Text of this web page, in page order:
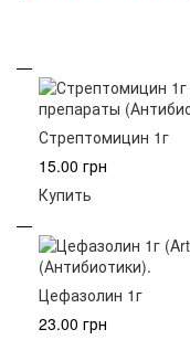
Стрептомицин 1г
15.00 грн
Купить
Цефазолин 1г
23.00 грн